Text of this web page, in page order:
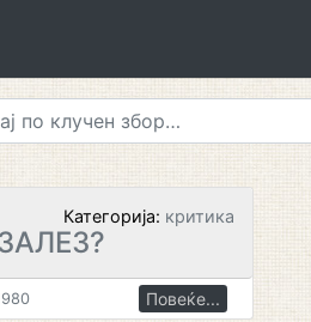
Категорија: критика
Повеќе...